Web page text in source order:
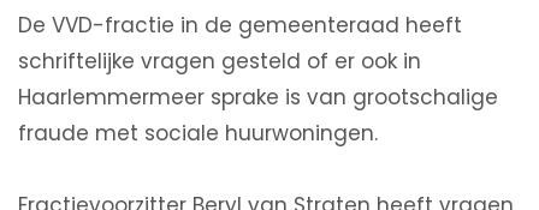
De VVD-fractie in de gemeenteraad heeft
schriftelijke vragen gesteld of er ook in
Haarlemmermeer sprake is van grootschalige
fraude met sociale huurwoningen.